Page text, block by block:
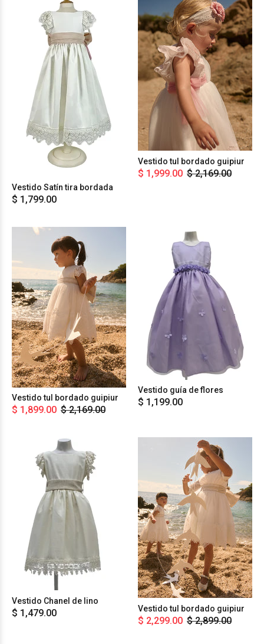
Vestido Satín tira bordada
$ 1,799.00
Vestido tul bordado guipiur
$ 1,999.00 $ 2,169.00
Vestido tul bordado guipiur
$ 1,899.00 $ 2,169.00
Vestido guía de flores
$ 1,199.00
Vestido Chanel de lino
$ 1,479.00 Vestido tul bordado guipiur
$ 2,299.00 $ 2,899.00